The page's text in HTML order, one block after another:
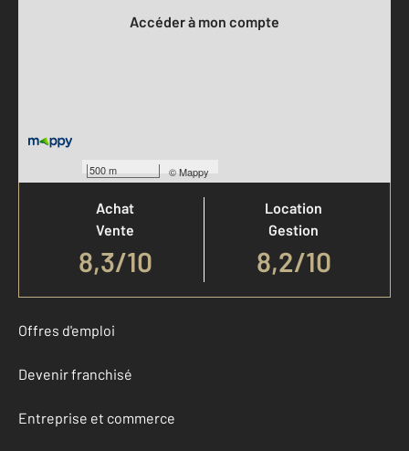
500 m ©Mappy
Accéder à mon compte
Votre agence est notée
Achat
Vente
8,3/10
Location
Gestion
8,2/10
Offres d'emploi
Devenir franchisé
Entreprise et commerce